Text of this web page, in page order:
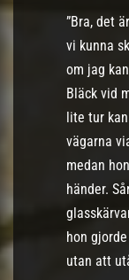
”Bra, det
vi kunna
om jag
Bläck vid
lite tur
vägarna
medan
händer.
hon
utan att